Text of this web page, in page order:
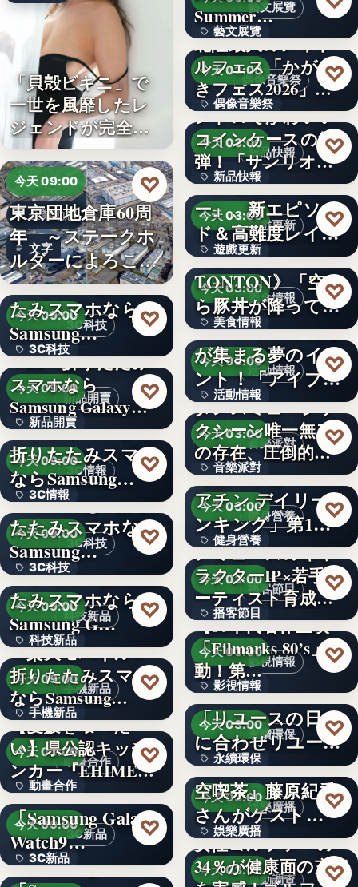
「貝殻ビキニ」で
一世を風靡したレ
ジェンドが完全復
活武田久…
今天 09:00
企業動態
文字
東京団地倉庫60周
年 ～ステークホ
ルダーによろこば
れる…
♡
3C科技
今天 09:00
3C科技
文字
＜OPEN＞折りた
たみスマホなら
Samsung…
♡
新品開賣
今天 09:00
新品開賣
4.1
＜au＞折りたたみ
スマホなら
Samsung Galaxy…
♡
3C情報
今天 09:00
3C情報
文字
＜ソフトバンク＞
折りたたみスマホ
ならSamsung…
♡
3C科技
今天 09:00
3C科技
文字
＜Samsung＞折り
たたみスマホなら
Samsung…
♡
科技新品
今天 09:00
科技新品
文字
＜ドコモ＞折りた
たみスマホなら
Samsung G…
♡
手機新品
今天 09:00
手機新品
4.1
＜楽天モバイル＞
折りたたみスマホ
ならSamsung…
♡
動畫合作
今天 09:00
動畫合作
108
【愛媛を喰べた
い】県公認キッチ
ンカー『EHIMEみ
きゃん…
♡
3C新品
今天 09:00
3C新品
＜OPEN＞
「Samsung Galaxy
Watch9…
♡
＜Samsung＞
藝文展覽
藝文展覽
3名
Summer…
偶像音樂祭
今天 03:00
偶像音樂祭
47
北陸最大のアイド
ルフェス「かがや
きフェス2026」第5
弾…
♡
新品快報
今天 03:00
新品快報
400
レトロでかわいい
コインケースの第2
弾！「サンリオキ
ャラク…
♡
遊戲更新
今天 03:00
遊戲更新
文字
『ソウルワーカ
ー』、新エピソー
ド＆高難度レイド
を実装！新…
♡
美食情報
今天 03:00
美食情報
文字
《豚丼屋
TONTON》「空か
ら豚丼が降ってき
た」が現実に…
♡
活動情報
今天 03:00
活動情報
文字
アイプリのみんな
が集まる夢のイベ
ント！「アイプリ
ワールド…
♡
音樂派對
今天 03:00
音樂派對
5
ダンスミュージッ
クシーン唯一無二
の存在、圧倒的な
カリスマ…
♡
健身營養
今天 03:00
健身營養
文字
【楽天市場「クレ
アチン デイリーラ
ンキング」第1位
獲得(…
♡
播客節目
今天 03:00
播客節目
36年
アミューズのキャ
ラクターIP×若手ア
ーティスト育成コ
ンテ…
♡
影視情報
今天 03:00
影視情報
40
【80年代名作上映
「Filmarks 80’s」始
動！第…
♡
永續環保
今天 03:00
永續環保
文字
エコスタイル、
「リユースの日」
に合わせリユース
文化の普及…
♡
娛樂廣播
今天 03:00
娛樂廣播
文字
interfm『Runeの星
空喫茶』藤原紀香
さんがゲスト…
♡
運動調查
今天 03:00
女性ゴルファーの
34％が健康面の充実
♡